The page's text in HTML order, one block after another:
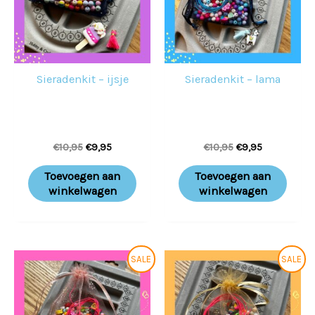
Sieradenkit – ijsje
€10,95 €9,95
Toevoegen aan
winkelwagen
Sieradenkit – lama
€10,95 €9,95
Toevoegen aan
winkelwagen
SALE
Oorspronkelijke
prijs
was:
€10,95.
Huidige
prijs
is:
€9,95.
SALE
Oorspronkelijke
prijs
was:
€10,95.
Huidige
prijs
is:
€9,95.